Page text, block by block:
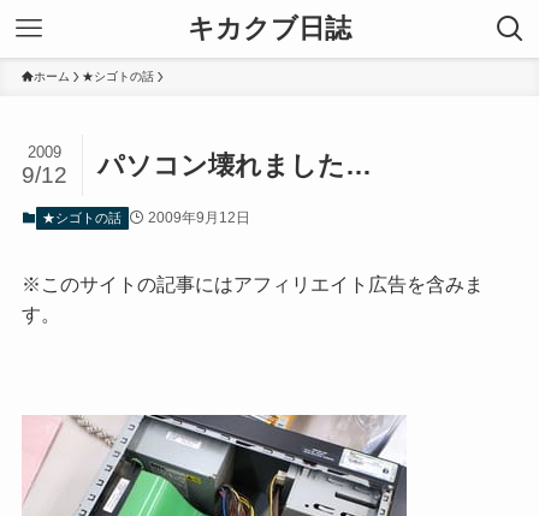
キカクブ日誌
ホーム ★シゴトの話
パソコン壊れました…
2009
9/12
★シゴトの話 2009年9月12日
※このサイトの記事にはアフィリエイト広告を含みま
す。